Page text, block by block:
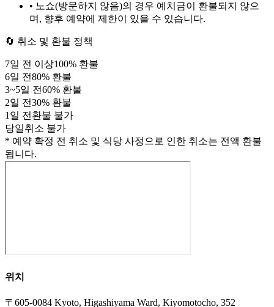
• 노쇼(방문하지 않음)의 경우 예치금이 환불되지 않으
며, 향후 예약에 제한이 있을 수 있습니다.
🔄 취소 및 환불 정책
7일 전 이상100% 환불
6일 전80% 환불
3~5일 전60% 환불
2일 전30% 환불
1일 전환불 불가
당일취소 불가
* 예약 확정 전 취소 및 식당 사정으로 인한 취소는 전액 환불
됩니다.
위치
〒605-0084 Kyoto, Higashiyama Ward, Kiyomotocho, 352